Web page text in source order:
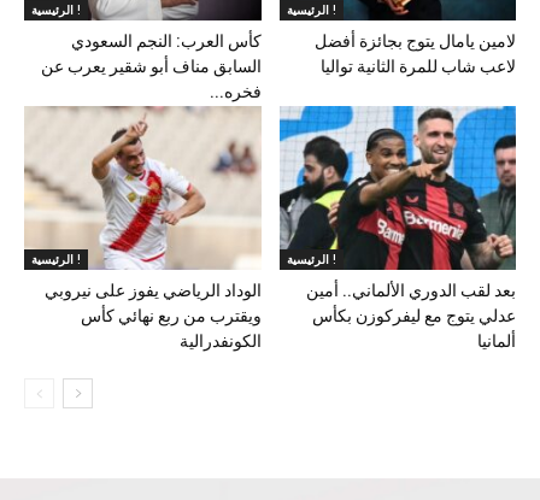
الرئيسية !
كأس العرب: النجم السعودي
السابق مناف أبو شقير يعرب عن
فخره...
الرئيسية !
لامين يامال يتوج بجائزة أفضل
لاعب شاب للمرة الثانية تواليا
الرئيسية !
الوداد الرياضي يفوز على نيروبي
ويقترب من ربع نهائي كأس
الكونفدرالية
الرئيسية !
بعد لقب الدوري الألماني.. أمين
عدلي يتوج مع ليفركوزن بكأس
ألمانيا